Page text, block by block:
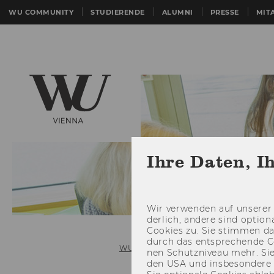
WU COMMUNITY STUDIERENDE ALUMNI PRESSE
WU (Wirtschaftsuniversität Wien)
Ihre Daten,
Wir ver­wen­den auf
der­lich, an­de­re sind
Coo­kies zu. Sie stim­men
durch das ent­spre­chen­de
nen Schutz­ni­veau mehr.
den USA und